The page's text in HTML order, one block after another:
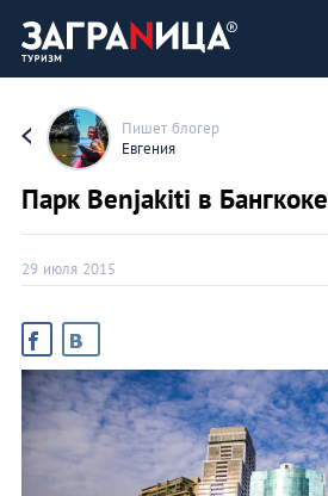
Пишет блогер
Евгения
Парк Benjakiti в Бангкоке
29 июля 2015